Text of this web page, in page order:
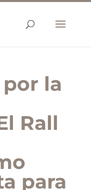
la
Rall
para